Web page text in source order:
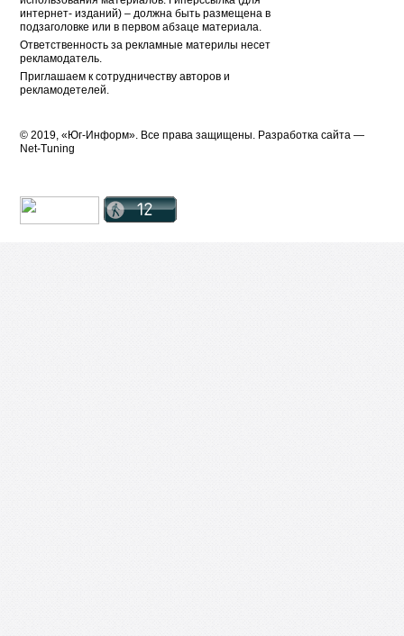
интернет- изданий) – должна быть размещена в
подзаголовке или в первом абзаце материала.
Ответственность за рекламные материлы несет
рекламодатель.
Приглашаем к сотрудничеству авторов и
рекламодетелей.
© 2019, «Юг-Информ». Все права защищены. Разработка cайта —
Net-Tuning